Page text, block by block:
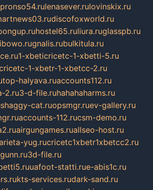
pronso54.rulenasever.rulovinskix.ru
discofoxworld.ru
hostel65.ruliura.ruglasspb.ru
gnalis.rubulkitula.ru
1-xbeticricetc-1-xbetti-5.ru
1-xbetr-1-xbetcc-2.ru
top-halyava.ruaccounts112.ru
2.ru3-d-file.ruhahahaharms.ru
shaggy-cat.ruopsmgr.ruev-gallery.ru
accounts-112.rucsm-demo.ru
airgungames.ruallseo-host.ru
yug.rucricetc1xbetr1xbetcc2.ru
3d-file.ru
uafoot-statti.rue-abis1c.ru
kts-services.rudark-sand.ru